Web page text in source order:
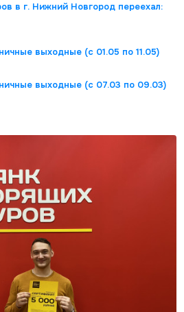
в г. Нижний Новгород переехал:
выходные (с 01.05 по 11.05)
выходные (с 07.03 по 09.03)